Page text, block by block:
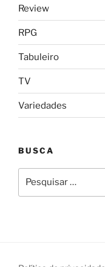
Review
RPG
Tabuleiro
TV
Variedades
BUSCA
por: